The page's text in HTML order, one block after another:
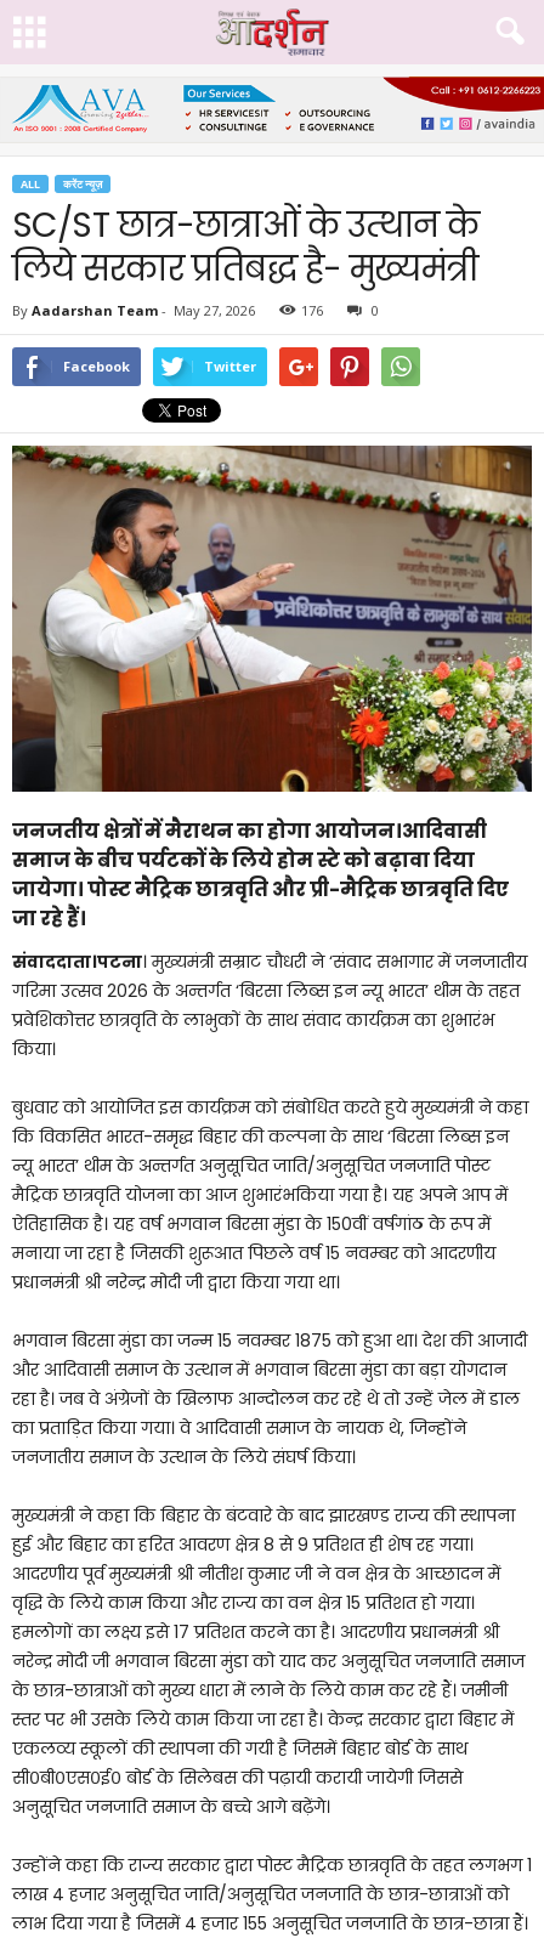
ALL करेंट न्यूज़
SC/ST छात्र-छात्राओं के उत्थान के
लिये सरकार प्रतिबद्ध है- मुख्यमंत्री
By Aadarshan Team - May 27, 2026 176 0
Facebook Twitter
जनजतीय क्षेत्रों में मैराथन का होगा आयोजन।आदिवासी
समाज के बीच पर्यटकों के लिये होम स्टे को बढ़ावा दिया
जायेगा। पोस्ट मैट्रिक छात्रवृति और प्री-मैट्रिक छात्रवृति दिए
जा रहे हैं।
संवाददाता।पटना। मुख्यमंत्री सम्राट चौधरी ने ‘संवाद सभागार में जनजातीय
गरिमा उत्सव 2026 के अन्तर्गत ‘बिरसा लिब्स इन न्यू भारत’ थीम के तहत
प्रवेशिकोत्तर छात्रवृति के लाभुकों के साथ संवाद कार्यक्रम का शुभारंभ
किया।
बुधवार को आयोजित इस कार्यक्रम को संबोधित करते हुये मुख्यमंत्री ने कहा
कि विकसित भारत-समृद्ध बिहार की कल्पना के साथ ‘बिरसा लिब्स इन
न्यू भारत’ थीम के अन्तर्गत अनुसूचित जाति/अनुसूचित जनजाति पोस्ट
मैट्रिक छात्रवृति योजना का आज शुभारंभकिया गया है। यह अपने आप में
ऐतिहासिक है। यह वर्ष भगवान बिरसा मुंडा के 150वीं वर्षगांठ के रूप में
मनाया जा रहा है जिसकी शुरूआत पिछले वर्ष 15 नवम्बर को आदरणीय
प्रधानमंत्री श्री नरेन्द्र मोदी जी द्वारा किया गया था।
भगवान बिरसा मुंडा का जन्म 15 नवम्बर 1875 को हुआ था। देश की आजादी
और आदिवासी समाज के उत्थान में भगवान बिरसा मुंडा का बड़ा योगदान
रहा है। जब वे अंग्रेजों के खिलाफ आन्दोलन कर रहे थे तो उन्हें जेल में डाल
का प्रताड़ित किया गया। वे आदिवासी समाज के नायक थे, जिन्होंने
जनजातीय समाज के उत्थान के लिये संघर्ष किया।
मुख्यमंत्री ने कहा कि बिहार के बंटवारे के बाद झारखण्ड राज्य की स्थापना
हुई और बिहार का हरित आवरण क्षेत्र 8 से 9 प्रतिशत ही शेष रह गया।
आदरणीय पूर्व मुख्यमंत्री श्री नीतीश कुमार जी ने वन क्षेत्र के आच्छादन में
वृद्धि के लिये काम किया और राज्य का वन क्षेत्र 15 प्रतिशत हो गया।
हमलोगों का लक्ष्य इसे 17 प्रतिशत करने का है। आदरणीय प्रधानमंत्री श्री
नरेन्द्र मोदी जी भगवान बिरसा मुंडा को याद कर अनुसूचित जनजाति समाज
के छात्र-छात्राओं को मुख्य धारा में लाने के लिये काम कर रहे हैं। जमीनी
स्तर पर भी उसके लिये काम किया जा रहा है। केन्द्र सरकार द्वारा बिहार में
एकलव्य स्कूलों की स्थापना की गयी है जिसमें बिहार बोर्ड के साथ
सी०बी०एस०ई० बोर्ड के सिलेबस की पढ़ायी करायी जायेगी जिससे
अनुसूचित जनजाति समाज के बच्चे आगे बढ़ेंगे।
उन्होंने कहा कि राज्य सरकार द्वारा पोस्ट मैट्रिक छात्रवृति के तहत लगभग 1
लाख 4 हजार अनुसूचित जाति/अनुसूचित जनजाति के छात्र-छात्राओं को
लाभ दिया गया है जिसमें 4 हजार 155 अनुसूचित जनजाति के छात्र-छात्रा हैं।